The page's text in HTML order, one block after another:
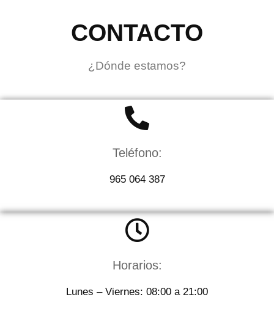
CONTACTO
¿Dónde estamos?
Teléfono:
965 064 387
Horarios:
Lunes – Viernes: 08:00 a 21:00